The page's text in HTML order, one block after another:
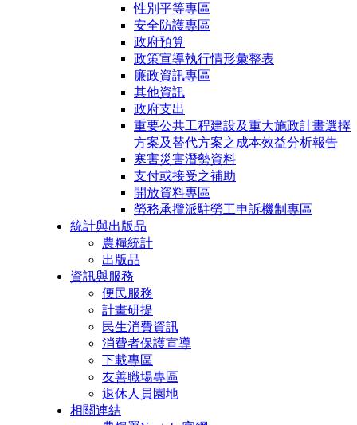
性別平等專區
安全防護專區
政府預算
政策宣導執行情形彙整表
廉政資訊專區
其他資訊
政府支出
重要公共工程建設及重大施政計畫選擇
方案及替代方案之成本效益分析報告
寒害災害潛勢資料
支付或接受之補助
開放資料專區
勞務承攬派駐勞工申訴機制專區
統計與出版品
農糧統計
出版品
資訊與服務
便民服務
計畫研提
民生消費資訊
消費者保護宣導
下載專區
友善職場專區
退休人員園地
相關連結